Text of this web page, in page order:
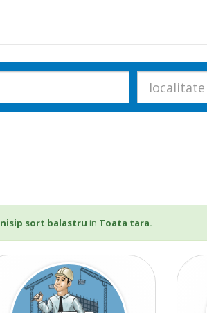
nisip sort balastruin Toata tara.